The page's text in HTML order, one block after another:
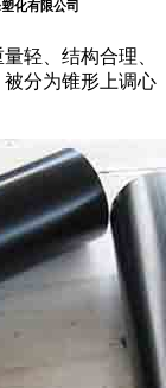
化有限公司
轻、结构合理、
分为锥形上调心